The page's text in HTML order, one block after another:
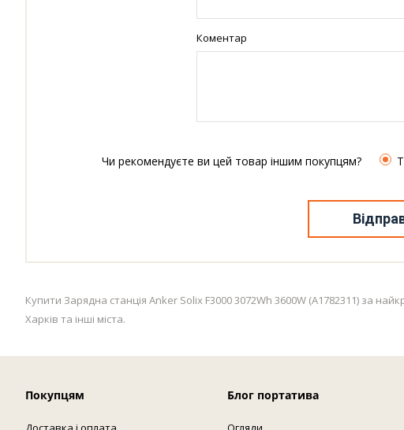
Коментар
Чи рекомендуєте ви цей товар іншим покупцям?
Купити Зарядна станція Anker Solix F3000 3072Wh 3600W (A1782311) за
Харків та інші міста.
Покупцям Блог портатива